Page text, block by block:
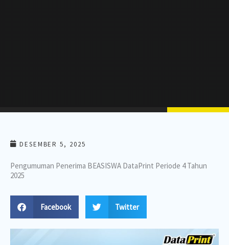
DESEMBER 5, 2025
Pengumuman Penerima BEASISWA DataPrint Periode 4 Tahun
2025
Facebook Twitter